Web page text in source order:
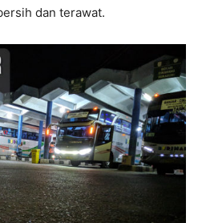
dan terawat.